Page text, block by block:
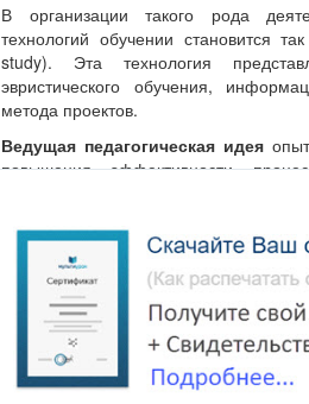
В организации такого рода
технологий обучении становится
study). Эта технология
эвристического обучения,
метода проектов.
Ведущая педагогическая идея
повышения эффективности
Работа по теме
качества обучения учащихся по
учащихся к сдаче ОГЭ (ЕГЭ) и
Диапазон применения опыта:
учителями химии, отдельные
использования в работе учителей
работающих в средней и старшей